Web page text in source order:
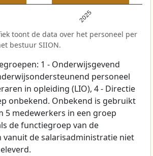
2025
toont de data over het personeel per
bestuur SIION.
1 - Onderwijsgevend
personeel
in opleiding (LIO), 4 - Directie
onbekend. Onbekend is gebruikt
5 medewerkers in een groep
de functiegroep van de
vanuit de salarisadministratie niet